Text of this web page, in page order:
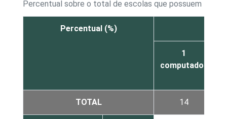
Percentual sobre o total de escolas que possuem
Percentual (%)
1
computador
TOTAL 14